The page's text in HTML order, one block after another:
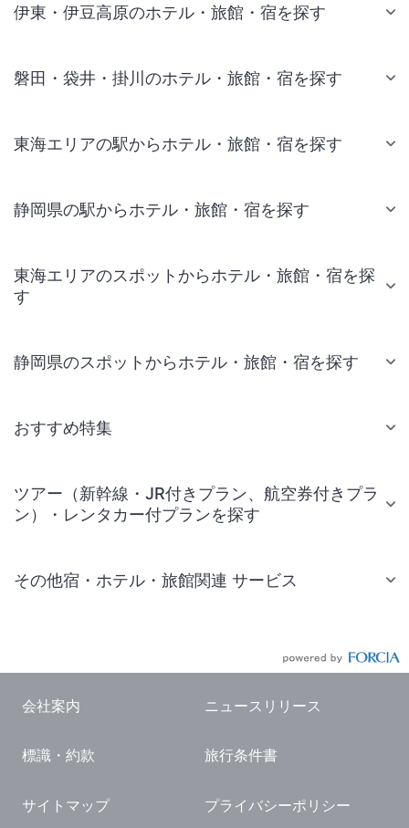
伊東・伊豆高原のホテル・旅館・宿を探す
磐田・袋井・掛川のホテル・旅館・宿を探す
東海エリアの駅からホテル・旅館・宿を探す
静岡県の駅からホテル・旅館・宿を探す
東海エリアのスポットからホテル・旅館・宿を探
す
静岡県のスポットからホテル・旅館・宿を探す
おすすめ特集
ツアー（新幹線・JR付きプラン、航空券付きプラ
ン）・レンタカー付プランを探す
その他宿・ホテル・旅館関連 サービス
国内観光ガイド
旅行・観光情報
会社案内 ニュースリリース
標識・約款 旅行条件書
サイトマップ プライバシーポリシー